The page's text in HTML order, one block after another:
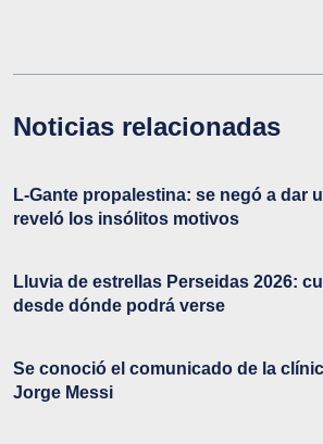
Noticias relacionadas
L-Gante propalestina: se negó a dar
reveló los insólitos motivos
Lluvia de estrellas Perseidas 2026:
desde dónde podrá verse
Se conoció el comunicado de la
Jorge Messi